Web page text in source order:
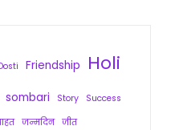
Friendship
Holi
sombari Story
Success
जन्मदिन जीत